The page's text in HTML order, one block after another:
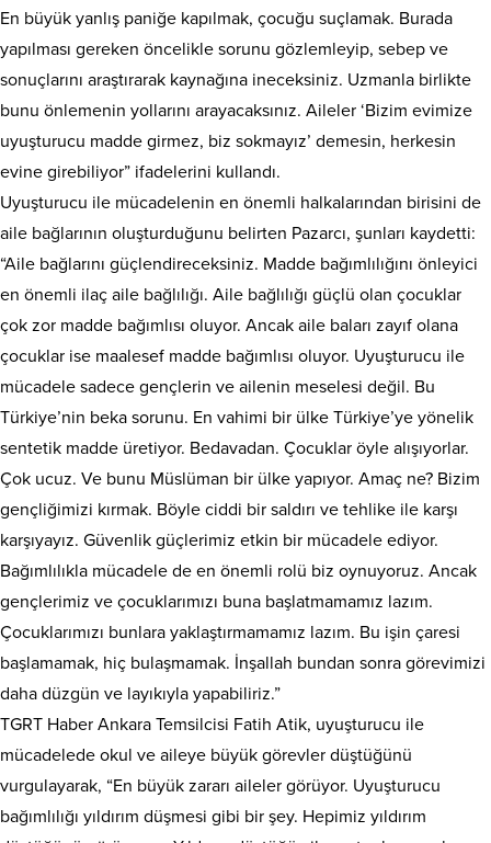
En büyük yanlış paniğe kapılmak, çocuğu suçlamak. Burada
yapılması gereken öncelikle sorunu gözlemleyip, sebep ve
sonuçlarını araştırarak kaynağına ineceksiniz. Uzmanla birlikte
bunu önlemenin yollarını arayacaksınız. Aileler ‘Bizim evimize
uyuşturucu madde girmez, biz sokmayız’ demesin, herkesin
evine girebiliyor” ifadelerini kullandı.
Uyuşturucu ile mücadelenin en önemli halkalarından birisini de
aile bağlarının oluşturduğunu belirten Pazarcı, şunları kaydetti:
“Aile bağlarını güçlendireceksiniz. Madde bağımlılığını önleyici
en önemli ilaç aile bağlılığı. Aile bağlılığı güçlü olan çocuklar
çok zor madde bağımlısı oluyor. Ancak aile baları zayıf olana
çocuklar ise maalesef madde bağımlısı oluyor. Uyuşturucu ile
mücadele sadece gençlerin ve ailenin meselesi değil. Bu
Türkiye’nin beka sorunu. En vahimi bir ülke Türkiye’ye yönelik
sentetik madde üretiyor. Bedavadan. Çocuklar öyle alışıyorlar.
Çok ucuz. Ve bunu Müslüman bir ülke yapıyor. Amaç ne? Bizim
gençliğimizi kırmak. Böyle ciddi bir saldırı ve tehlike ile karşı
karşıyayız. Güvenlik güçlerimiz etkin bir mücadele ediyor.
Bağımlılıkla mücadele de en önemli rolü biz oynuyoruz. Ancak
gençlerimiz ve çocuklarımızı buna başlatmamamız lazım.
Çocuklarımızı bunlara yaklaştırmamamız lazım. Bu işin çaresi
başlamamak, hiç bulaşmamak. İnşallah bundan sonra görevimizi
daha düzgün ve layıkıyla yapabiliriz.”
TGRT Haber Ankara Temsilcisi Fatih Atik, uyuşturucu ile
mücadelede okul ve aileye büyük görevler düştüğünü
vurgulayarak, “En büyük zararı aileler görüyor. Uyuşturucu
bağımlılığı yıldırım düşmesi gibi bir şey. Hepimiz yıldırım